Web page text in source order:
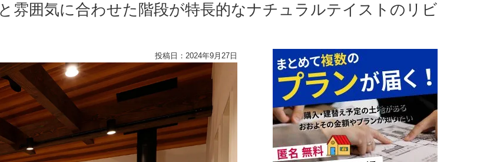
雰囲気に合わせた階段が特長的なナチュラルテイストのリビ
投稿日：2024年9月27日